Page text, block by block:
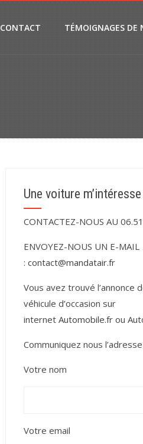
CONTACT TÉMOIGNAGES DE
Une voiture m’intéresse
CONTACTEZ-NOUS AU
ENVOYEZ-NOUS UN E-MAIL
: contact@mandatair.fr
Vous avez trouvé l’annonce
véhicule d’occasion sur
internet Automobile.frou
Communiquez nous
Votre nom
Votre email